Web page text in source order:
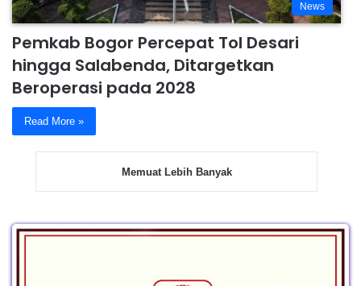
News
Pemkab Bogor Percepat Tol Desari
hingga Salabenda, Ditargetkan
Beroperasi pada 2028
Read More »
Memuat Lebih Banyak